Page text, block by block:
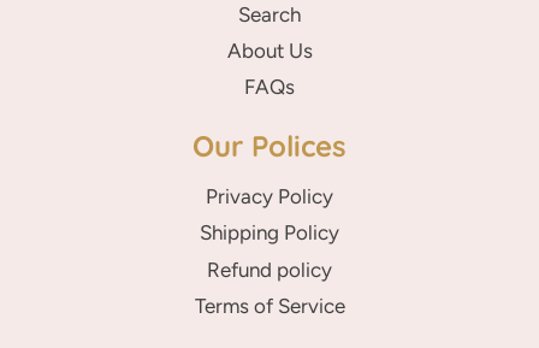
Search
About Us
FAQs
Our Polices
Privacy Policy
Shipping Policy
Refund policy
Terms of Service